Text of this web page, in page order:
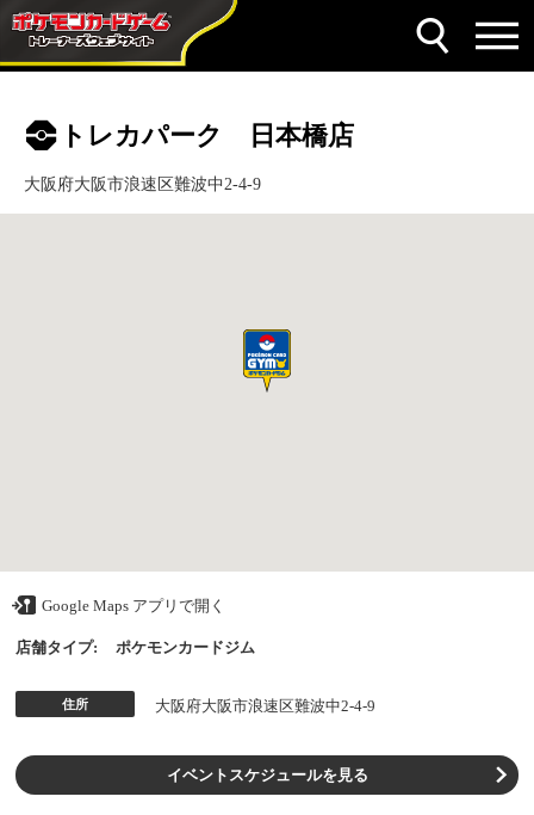
トレカパーク 日本橋店
大阪府大阪市浪速区難波中2-4-9
Google Maps アプリで開く
店舗タイプ: ポケモンカードジム
住所 大阪府大阪市浪速区難波中2-4-9
イベントスケジュールを見る